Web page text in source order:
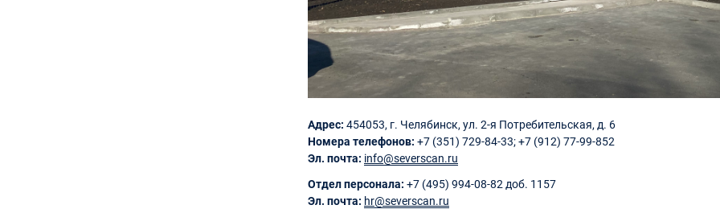
Адрес: 454053, г. Челябинск, ул. 2-я Потребительская, д. 6
Номера телефонов: +7 (351) 729-84-33; +7 (912) 77-99-852
Эл. почта: info@severscan.ru
Отдел персонала: +7 (495) 994-08-82 доб. 1157
Эл. почта: hr@severscan.ru